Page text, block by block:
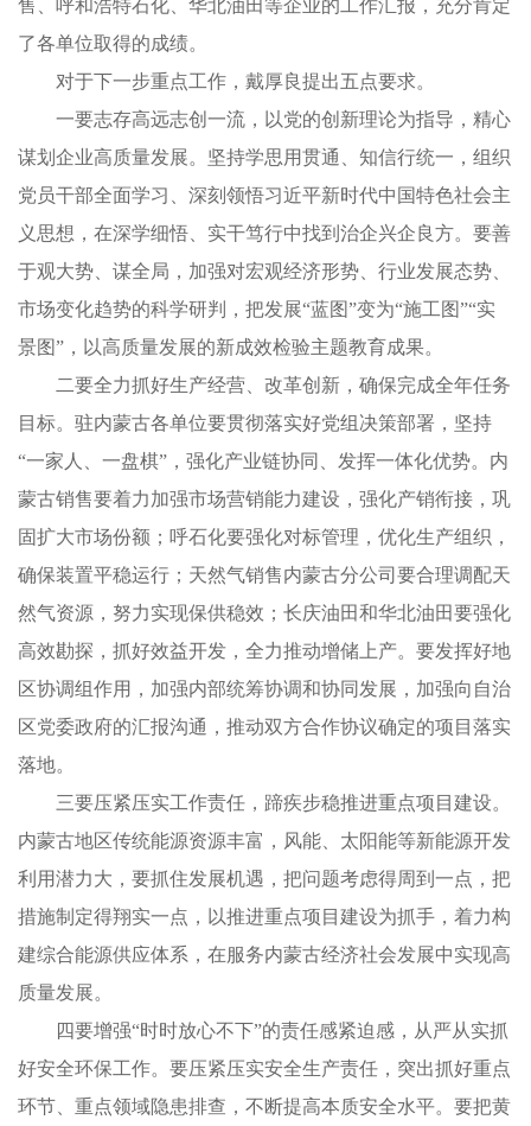
售、呼和浩特石化、华北油田等企业的工作汇报，充分肯定
了各单位取得的成绩。
对于下一步重点工作，戴厚良提出五点要求。
一要志存高远志创一流，以党的创新理论为指导，精心
谋划企业高质量发展。坚持学思用贯通、知信行统一，组织
党员干部全面学习、深刻领悟习近平新时代中国特色社会主
义思想，在深学细悟、实干笃行中找到治企兴企良方。要善
于观大势、谋全局，加强对宏观经济形势、行业发展态势、
市场变化趋势的科学研判，把发展“蓝图”变为“施工图”“实
景图”，以高质量发展的新成效检验主题教育成果。
二要全力抓好生产经营、改革创新，确保完成全年任务
目标。驻内蒙古各单位要贯彻落实好党组决策部署，坚持
“一家人、一盘棋”，强化产业链协同、发挥一体化优势。内
蒙古销售要着力加强市场营销能力建设，强化产销衔接，巩
固扩大市场份额；呼石化要强化对标管理，优化生产组织，
确保装置平稳运行；天然气销售内蒙古分公司要合理调配天
然气资源，努力实现保供稳效；长庆油田和华北油田要强化
高效勘探，抓好效益开发，全力推动增储上产。要发挥好地
区协调组作用，加强内部统筹协调和协同发展，加强向自治
区党委政府的汇报沟通，推动双方合作协议确定的项目落实
落地。
三要压紧压实工作责任，蹄疾步稳推进重点项目建设。
内蒙古地区传统能源资源丰富，风能、太阳能等新能源开发
利用潜力大，要抓住发展机遇，把问题考虑得周到一点，把
措施制定得翔实一点，以推进重点项目建设为抓手，着力构
建综合能源供应体系，在服务内蒙古经济社会发展中实现高
质量发展。
四要增强“时时放心不下”的责任感紧迫感，从严从实抓
好安全环保工作。要压紧压实安全生产责任，突出抓好重点
环节、重点领域隐患排查，不断提高本质安全水平。要把黄